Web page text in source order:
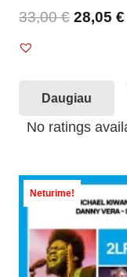
33,00€ 28,05 €
Daugiau
No ratings
Neturime!